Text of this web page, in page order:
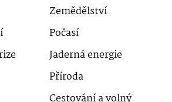
Zemědělství
Počasí
Jaderná energie
Příroda